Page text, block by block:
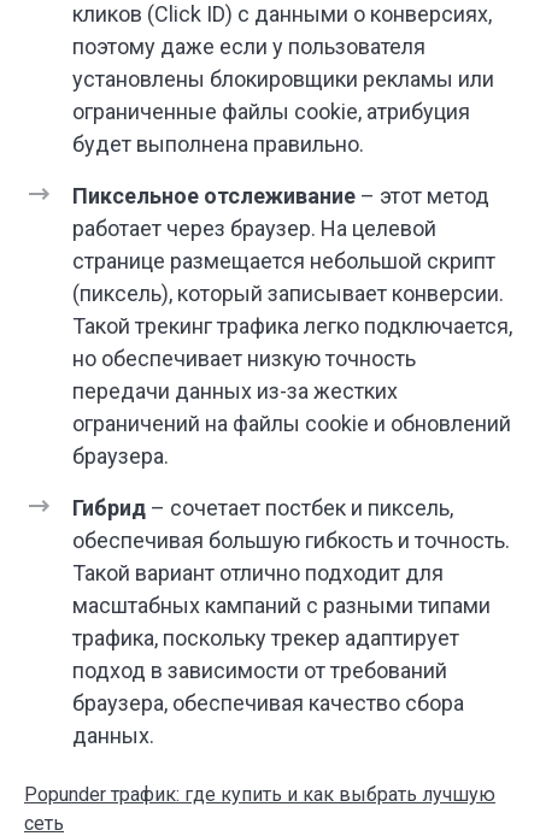
кликов (Click ID) с данными о конверсиях,
поэтому даже если у пользователя
установлены блокировщики рекламы или
ограниченные файлы cookie, атрибуция
будет выполнена правильно.
Пиксельное отслеживание – этот метод
работает через браузер. На целевой
странице размещается небольшой скрипт
(пиксель), который записывает конверсии.
Такой трекинг трафика легко подключается,
но обеспечивает низкую точность
передачи данных из-за жестких
ограничений на файлы cookie и обновлений
браузера.
Гибрид – сочетает постбек и пиксель,
обеспечивая большую гибкость и точность.
Такой вариант отлично подходит для
масштабных кампаний с разными типами
трафика, поскольку трекер адаптирует
подход в зависимости от требований
браузера, обеспечивая качество сбора
данных.
Popunder трафик: где купить и как выбрать лучшую
сеть